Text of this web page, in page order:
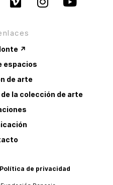
↗
espacios
de arte
la colección de arte
Política de privacidad